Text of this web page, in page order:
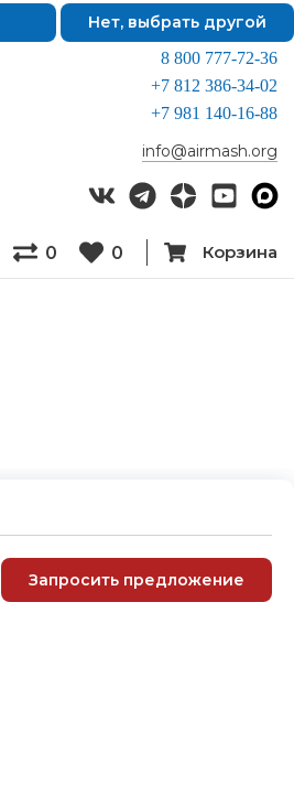
Нет, выбрать другой
8 800 777-72-36
+7 812 386-34-02
+7 981 140-16-88
info@airmash.org
0 0 Корзина
Запросить предложение